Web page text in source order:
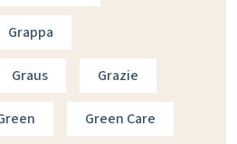
Grappa
Graus Grazie
Green Care